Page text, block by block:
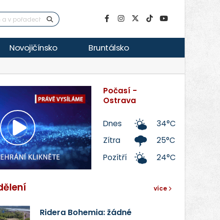
Novojičínsko Bruntálsko
Přehrát
video
Počasí -
Ostrava
Dnes
34°C
Zítra
25°C
Pozítří
24°C
více
Ridera Bohemia: žádné